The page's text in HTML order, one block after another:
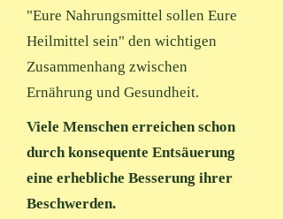
"Eure Nahrungsmittel sollen Eure
Heilmittel sein" den wichtigen
Zusammenhang zwischen
Ernährung und Gesundheit.
Viele Menschen erreichen schon
durch konsequente Entsäuerung
eine erhebliche Besserung ihrer
Beschwerden.